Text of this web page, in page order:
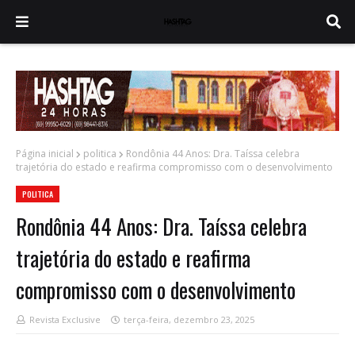
Página inicial politica
Rondônia 44 Anos: Dra. Taíssa celebra
trajetória do estado e reafirma compromisso com o desenvolvimento
POLITICA
Rondônia 44 Anos: Dra. Taíssa celebra
trajetória do estado e reafirma
compromisso com o desenvolvimento
Revista Exclusive terça-feira, dezembro 23, 2025